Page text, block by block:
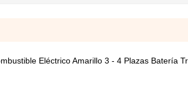
Eléctrico Amarillo 3 - 4 Plazas Batería